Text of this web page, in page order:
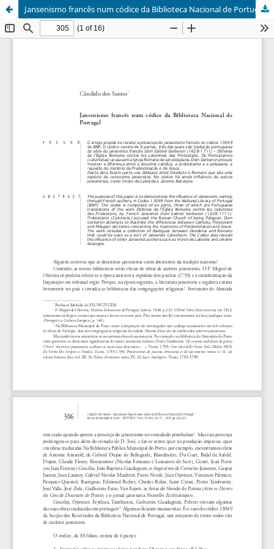
Jansenismo francês num códice da Biblioteca Nacional de Portugal